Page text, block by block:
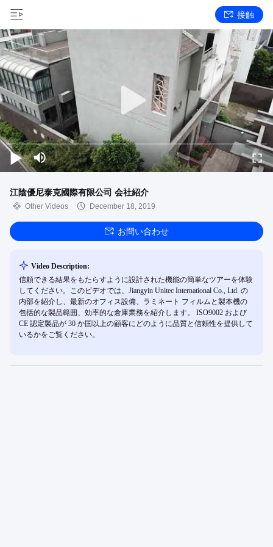
接触
江陰優尼泰克國際有限公司 会社紹介
Other Videos December 18, 2019
お問い合わせ
Video Description:
信頼できる結果をもたらすように設計された機能の簡単なツアーを体験
してください。このビデオでは、Jiangyin Unitec International Co., Ltd. の
内部を紹介し、最新のオフィス設備、ラミネート フィルムと製本機の
包括的な製品範囲、効率的な倉庫業務を紹介します。 ISO9002 および
CE 認定製品が 30 か国以上の顧客にどのように品質と信頼性を提供して
いるかをご覧ください。